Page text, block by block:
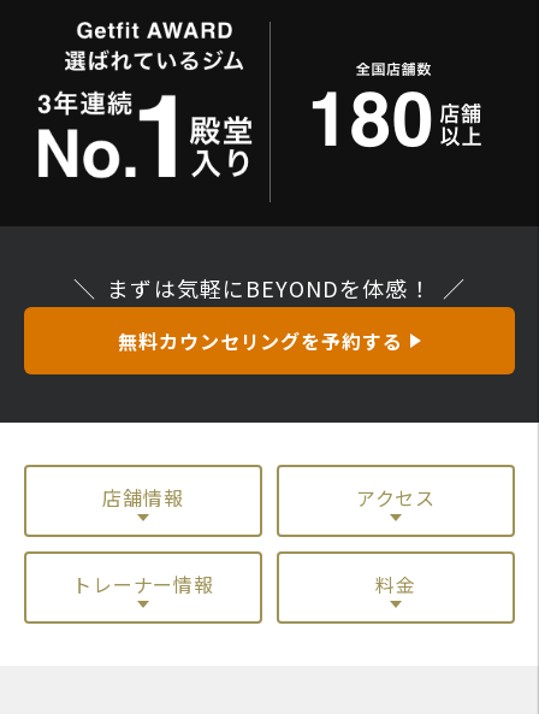
まずは気軽にBEYONDを体感！
無料カウンセリングを予約する
店舗情報 アクセス
トレーナー情報 料金